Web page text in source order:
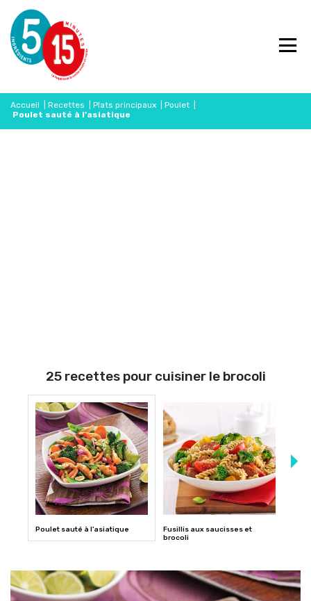
Accueil Recettes Plats principaux Poulet
Poulet sauté à l’asiatique
25 recettes pour cuisiner le brocoli
Poulet sauté à l’asiatique
Fusillis aux saucisses et
brocoli